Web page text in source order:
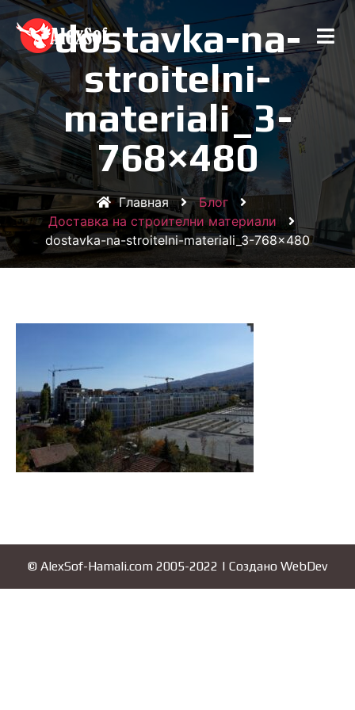
dostavka-na-
stroitelni-
materiali_3-
768×480
Главная
Блог
Доставка на строителни материали
dostavka-na-stroitelni-materiali_3-768×480
© AlexSof-Hamali.com 2005-2022 | Создано WebDev